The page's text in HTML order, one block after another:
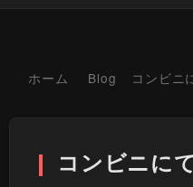
ホーム Blog コンビニ
コンビニにて